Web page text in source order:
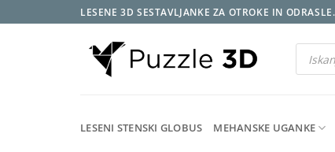
na
LESENE 3D SESTAVLJANKE ZA OTROKE IN
Products
search
LESENI STENSKI GLOBUS MEHANSKE UGANKE